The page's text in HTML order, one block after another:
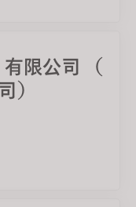
限公司 （
）